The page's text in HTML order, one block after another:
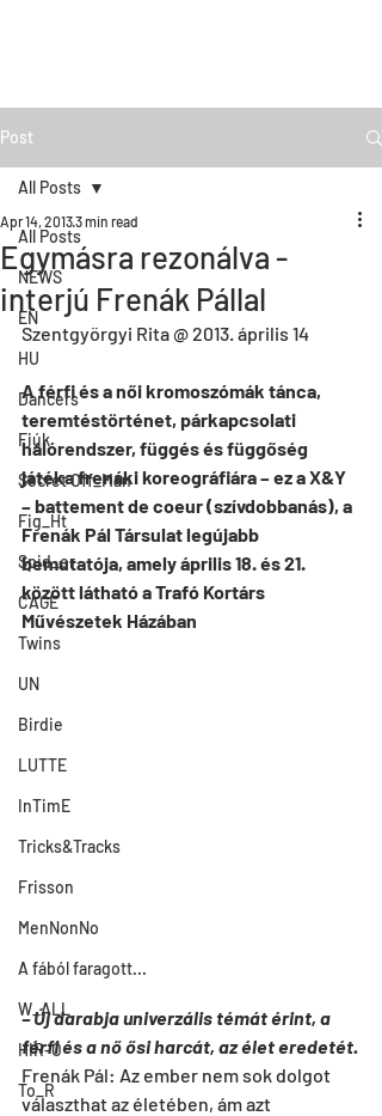
Post
All Posts
NEWS
EN
HU
Dancers
Fiúk
Secret Off_Man
Fig_Ht
Spid_er
CAGE
Twins
UN
Birdie
LUTTE
InTimE
Tricks&Tracks
Frisson
MenNonNo
A fából faragott...
W_ALL
HIR-O
To_R
All Posts
Egymásra rezonálva -
interjú Frenák Pállal
Apr 14, 20133 min read
Szentgyörgyi Rita @ 2013. április 14
A férfi és a női kromoszómák tánca,
teremtéstörténet, párkapcsolati
hálórendszer, függés és függőség
játéka frenáki koreográfiára – ez a X&Y
– battement de coeur (szívdobbanás), a
Frenák Pál Társulat legújabb
bemutatója, amely április 18. és 21.
között látható a Trafó Kortárs
Művészetek Házában
– Új darabja univerzális témát érint, a
férfi és a nő ősi harcát, az élet eredetét.
Frenák Pál: Az ember nem sok dolgot
választhat az életében, ám azt